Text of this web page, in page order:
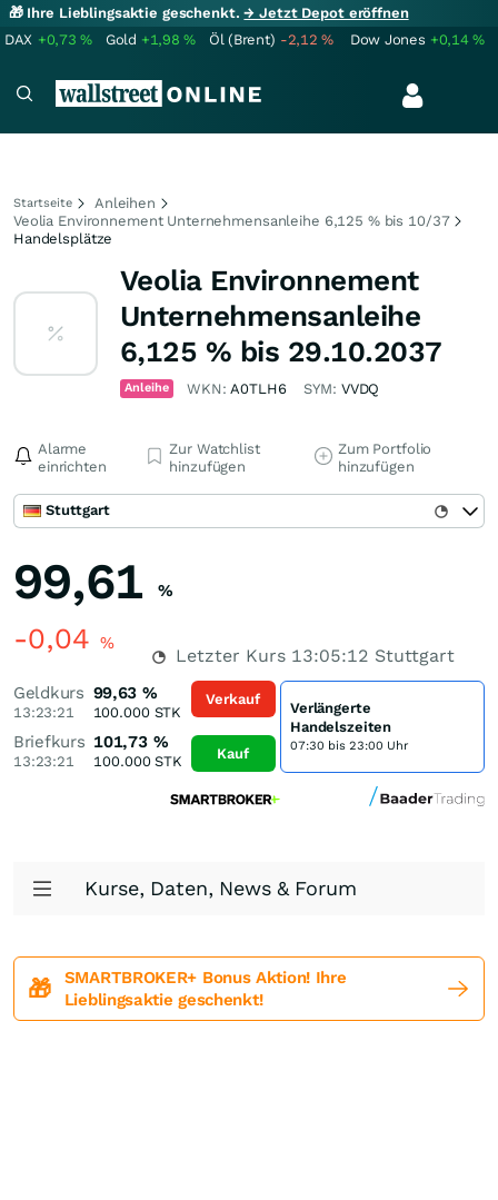
🎁 Ihre Lieblingsaktie geschenkt.→ Jetzt Depot eröffnen
DAX +0,73% Gold +1,98% Öl (Brent) -2,12% Dow Jones +0,14%
Startseite
Anleihen
Veolia Environnement Unternehmensanleihe 6,125 % bis 10/37
Handelsplätze
Veolia Environnement
Unternehmensanleihe
6,125 % bis 29.10.2037
Anleihe WKN:A0TLH6 SYM: VVDQ
Alarme
einrichten
Zur Watchlist
hinzufügen
Zum Portfolio
hinzufügen
Stuttgart
99,61 %
-0,04 %
Letzter Kurs 13:05:12 Stuttgart
Geldkurs
13:23:21
99,63 %
100.000STK
Briefkurs
13:23:21
101,73 %
100.000STK
Verkauf
Kauf
Verlängerte
Handelszeiten
07:30 bis 23:00 Uhr
Kurse, Daten, News & Forum
🎁
SMARTBROKER+ Bonus Aktion! Ihre
Lieblingsaktie geschenkt!